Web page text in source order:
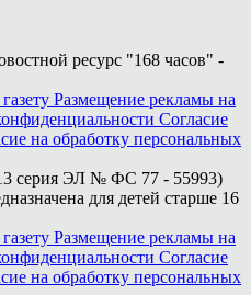
ресурс "168 часов" -
Размещение рекламы на
Согласие
на обработку персональных
серия ЭЛ № ФС 77 - 55993)
для детей старше 16
Размещение рекламы на
Согласие
на обработку персональных